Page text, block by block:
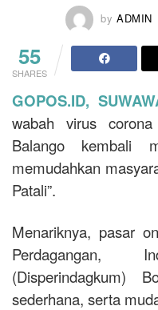
by ADMIN
55
SHARES
GOPOS.ID,
wabah virus
Balango kembali
memudahkan
Patali”.
Menariknya, pasar
Perdagangan,
(Disperindagkum)
sederhana, serta